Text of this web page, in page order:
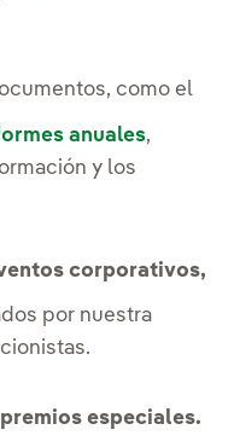
como el
se abre en
anuales,
y los
corporativos,
por nuestra
especiales.